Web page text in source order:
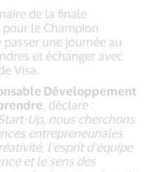
de la finale
pour le Champion
une journée au
et échanger avec
Visa.
Développement
, déclare :
Up, nous cherchons
entrepreneuriales
l’esprit d’équipe
et le sens des